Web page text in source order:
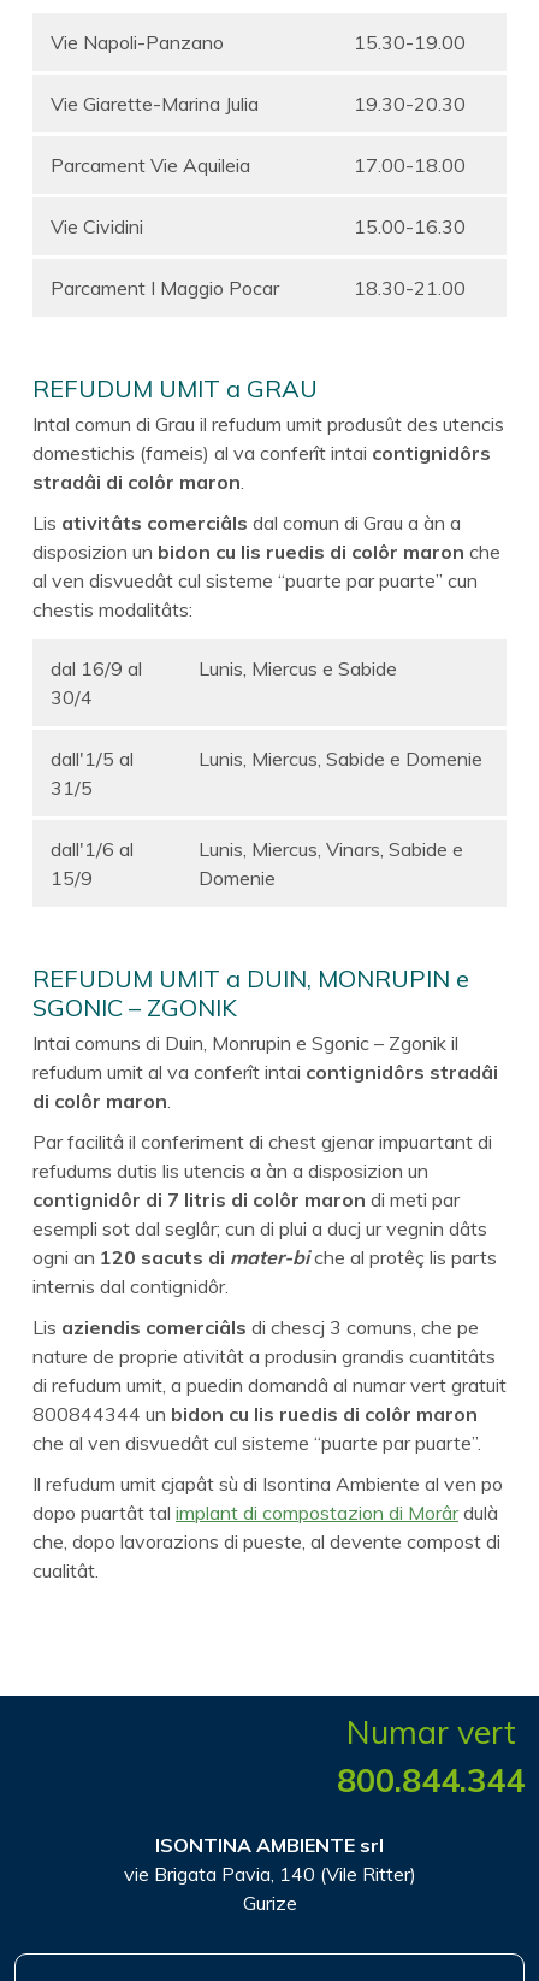
Vie Napoli-Panzano 15.30-19.00
Vie Giarette-Marina Julia 19.30-20.30
Parcament Vie Aquileia 17.00-18.00
Vie Cividini 15.00-16.30
Parcament I Maggio Pocar 18.30-21.00
REFUDUM UMIT a GRAU
Intal comun di Grau il refudum umit produsût des utencis
domestichis (fameis) al va conferît intai contignidôrs
stradâi di colôr maron
Lis ativitâts comerciâls dal comun di Grau a àn a
disposizion un bidon cu lis ruedis di colôr maron che
al ven disvuedât cul sisteme “puarte par puarte” cun
chestis modalitâts:
dal 16/9 al
30/4
Lunis, Miercus e Sabide
dall'1/5 al
31/5
Lunis, Miercus, Sabide e Domenie
dall'1/6 al
15/9
Lunis, Miercus, Vinars, Sabide e
Domenie
REFUDUM UMIT a DUIN, MONRUPIN e
SGONIC – ZGONIK
Intai comuns di Duin, Monrupin e Sgonic – Zgonik il
refudum umit al va conferît intai contignidôrs stradâi
di colôr maron
Par facilitâ il conferiment di chest gjenar impuartant di
refudums dutis lis utencis a àn a disposizion un
contignidôr di 7 litris di colôr maron di meti par
esempli sot dal seglâr; cun di plui a ducj ur vegnin dâts
ogni an 120 sacuts di mater-biche al protêç lis parts
internis dal contignidôr.
Lis aziendis comerciâls di chescj 3 comuns, che pe
nature de proprie ativitât a produsin grandis cuantitâts
di refudum umit, a puedin domandâ al numar vert gratuit
800844344 un bidon cu lis ruedis di colôr maron
che al ven disvuedât cul sisteme “puarte par puarte”.
Il refudum umit cjapât sù di Isontina Ambiente al ven po
dopo puartât tal implant di compostazion di Morârdulà
che, dopo lavorazions di pueste, al devente compost di
cualitât.
Numar vert
800.844.344
ISONTINA AMBIENTE srl
vie Brigata Pavia, 140 (Vile Ritter)
Gurize